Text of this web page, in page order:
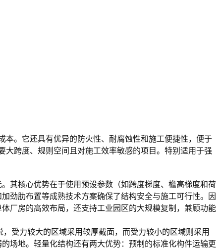
。它还具有优异的防火性、耐腐蚀性和施工便捷性，便于
跨度、规则空间且对施工效率敏感的项目。特别适用于强
其核心优势在于使用预设参数（如跨度梯度、檐高梯度和荷
劲肋布置等成熟技术方案确保了结构安全与施工可行性。因
厂房的高效布局，还支持工业园区的大规模复制，兼顾功能
受力较大的区域采用较厚截面，而受力较小的区域则采用
场地。轻量化结构还有两大优势：预制的标准化构件运输更